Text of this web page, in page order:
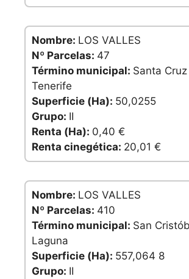
Nombre: LOS VALLES
Nº Parcelas: 47
Término municipal: Santa
Tenerife
Superficie (Ha): 50,0255
Grupo: II
Renta (Ha): 0,40 €
Renta cinegética: 20,01 €
Nombre: LOS VALLES
Nº Parcelas: 410
Término municipal: San
Laguna
Superficie (Ha): 557,064 8
Grupo: II